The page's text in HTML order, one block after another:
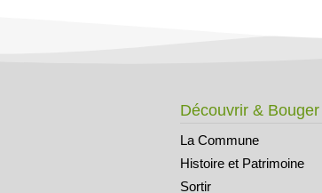
Découvrir & Bouger
La Commune
Histoire et Patrimoine
Sortir